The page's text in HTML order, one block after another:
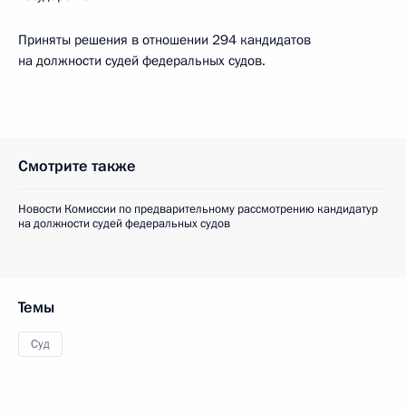
Приняты решения в отношении 294 кандидатов
на должности судей федеральных судов.
Смотрите также
Новости Комиссии по предварительному рассмотрению кандидатур
на должности судей федеральных судов
Темы
Суд